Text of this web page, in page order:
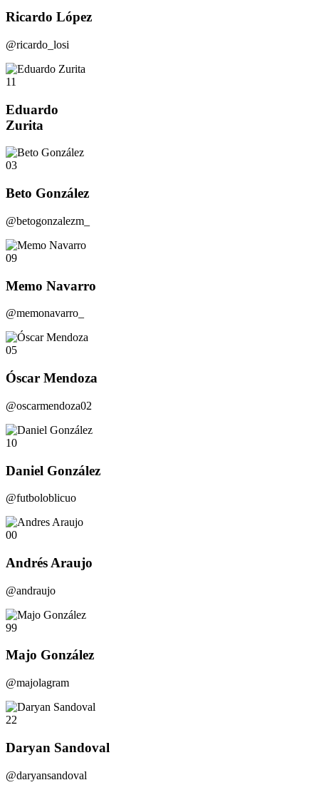
Ricardo López
@ricardo_losi
11
Eduardo
Zurita
03
Beto González
@betogonzalezm_
09
Memo Navarro
@memonavarro_
05
Óscar Mendoza
@oscarmendoza02
10
Daniel González
@futboloblicuo
00
Andrés Araujo
@andraujo
99
Majo González
@majolagram
22
Daryan Sandoval
@daryansandoval